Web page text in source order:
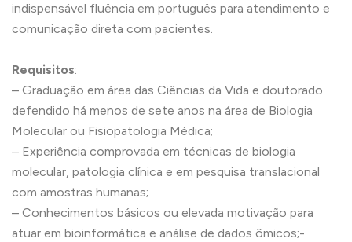
indispensável fluência em português para atendimento e
comunicação direta com pacientes.
Requisitos:
– Graduação em área das Ciências da Vida e doutorado
defendido há menos de sete anos na área de Biologia
Molecular ou Fisiopatologia Médica;
– Experiência comprovada em técnicas de biologia
molecular, patologia clínica e em pesquisa translacional
com amostras humanas;
– Conhecimentos básicos ou elevada motivação para
atuar em bioinformática e análise de dados ômicos;-